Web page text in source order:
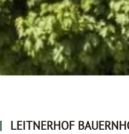
LEITNERHOF